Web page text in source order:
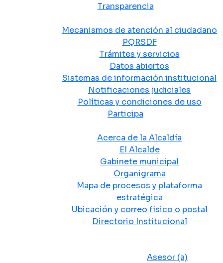
Transparencia
Mecanismos de atención al ciudadano
PQRSDF
Trámites y servicios
Datos abiertos
Sistemas de información institucional
Notificaciones judiciales
Políticas y condiciones de uso
Participa
Acerca de la Alcaldía
El Alcalde
Gabinete municipal
Organigrama
Mapa de procesos y plataforma
estratégica
Ubicación y correo físico o postal
Directorio Institucional
Asesor (a)